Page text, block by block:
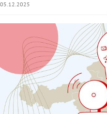
05.12.2025